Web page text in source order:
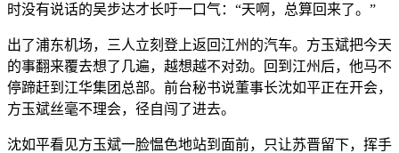
时没有说话的吴步达才长吁一口气：“天啊，总算回来了。”
出了浦东机场，三人立刻登上返回江州的汽车。方玉斌把今天
的事翻来覆去想了几遍，越想越不对劲。回到江州后，他马不
停蹄赶到江华集团总部。前台秘书说董事长沈如平正在开会，
方玉斌丝毫不理会，径自闯了进去。
沈如平看见方玉斌一脸愠色地站到面前，只让苏晋留下，挥手